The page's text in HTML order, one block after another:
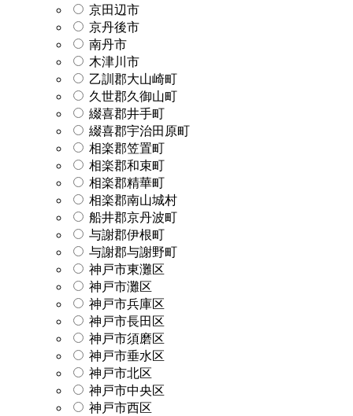
京田辺市
京丹後市
南丹市
木津川市
乙訓郡大山崎町
久世郡久御山町
綴喜郡井手町
綴喜郡宇治田原町
相楽郡笠置町
相楽郡和束町
相楽郡精華町
相楽郡南山城村
船井郡京丹波町
与謝郡伊根町
与謝郡与謝野町
神戸市東灘区
神戸市灘区
神戸市兵庫区
神戸市長田区
神戸市須磨区
神戸市垂水区
神戸市北区
神戸市中央区
神戸市西区